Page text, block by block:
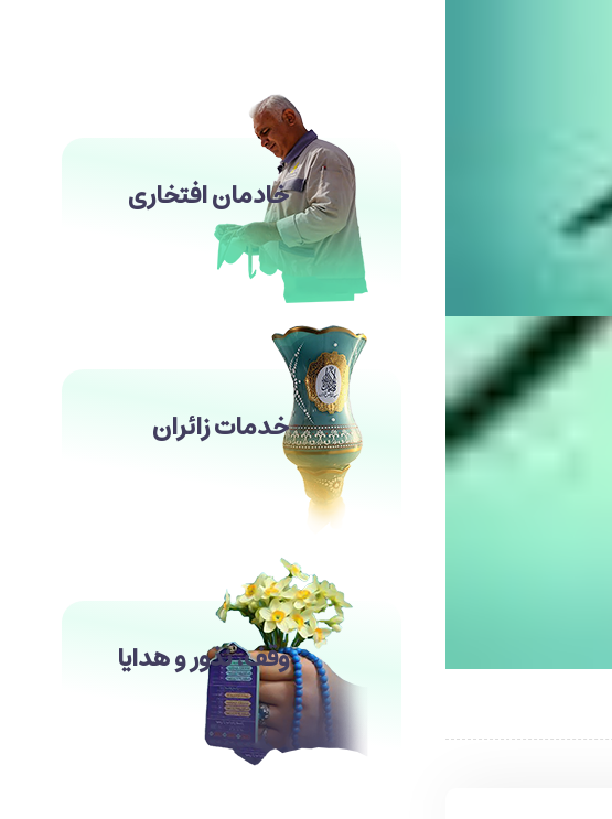
خادمان افتخاری
خدمات زائران
وقف، نذور و هدایا